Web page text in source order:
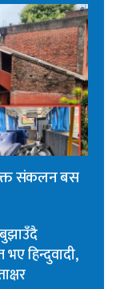
संकलन बस
हिन्दुवादी,